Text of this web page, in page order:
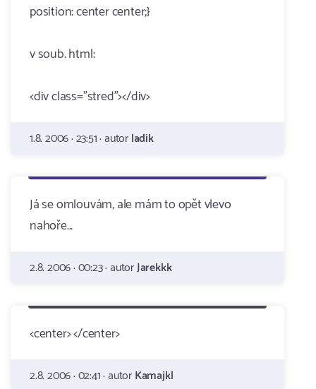
position: center center;}
v soub. html:
<div class="stred"></div>
1.8. 2006 · 23:51 · autorladik
Já se omlouvám, ale mám to opět vlevo
nahoře...
2.8. 2006 · 00:23 · autorJarekkk
<center> </center>
2.8. 2006 · 02:41 · autorKamajkl